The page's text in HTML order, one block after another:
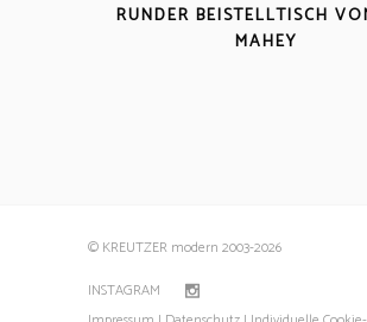
RUNDER BEISTELLTISCH
MAHEY
© KREUTZER modern 2003-2026
INSTAGRAM